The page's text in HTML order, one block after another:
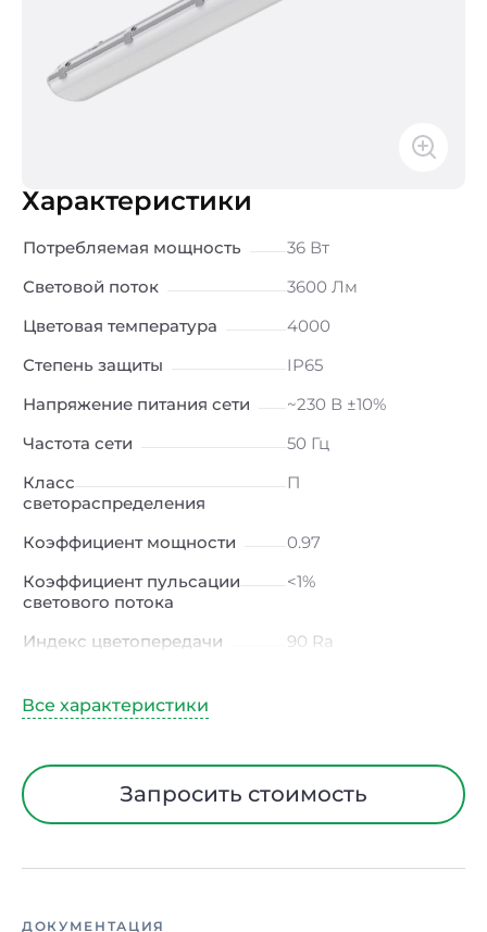
Характеристики
Потребляемая мощность
36 Вт
Световой поток
3600 Лм
Цветовая температура
4000
Степень защиты
IP65
Напряжение питания сети
~230 В ±10%
Частота сети
50 Гц
Класс
светораспределения
П
Коэффициент мощности
0.97
Коэффициент пульсации
светового потока
<1%
Индекс цветопередачи
90 Ra
Угол рассеивания
исполнение
Тип рассеивателя
Опал с
Запросить стоимость
ДОКУМЕНТАЦИЯ